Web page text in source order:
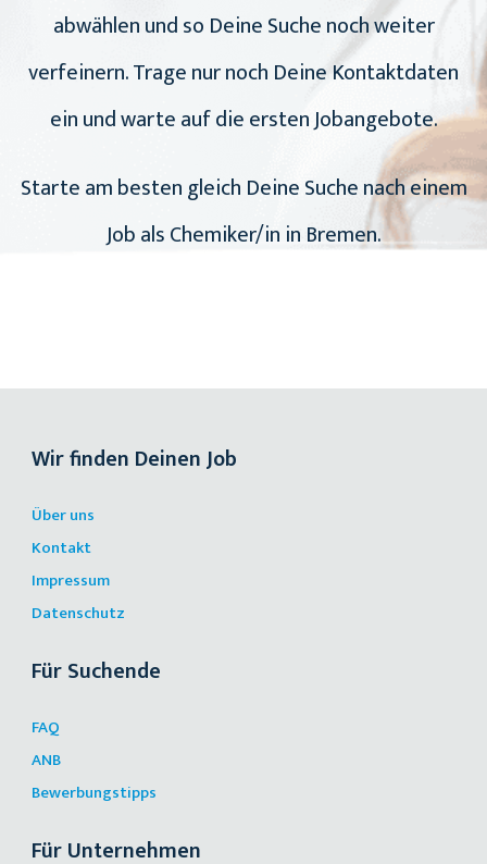
abwählen und so Deine Suche noch weiter
verfeinern. Trage nur noch Deine Kontaktdaten
ein und warte auf die ersten Jobangebote.
Starte am besten gleich Deine Suche nach einem
Job als Chemiker/in in Bremen.
Wir finden Deinen Job
Über uns
Kontakt
Impressum
Datenschutz
Für Suchende
FAQ
ANB
Bewerbungstipps
Für Unternehmen